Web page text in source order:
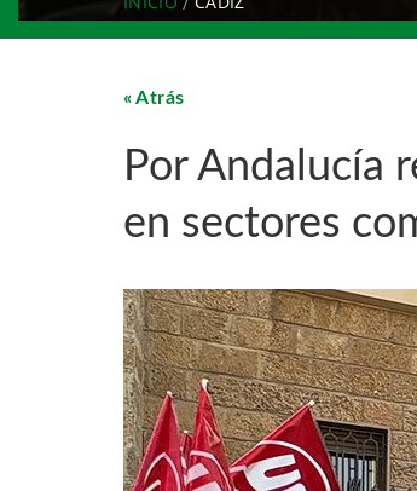
Atrás
Por Andalucía
en sectores